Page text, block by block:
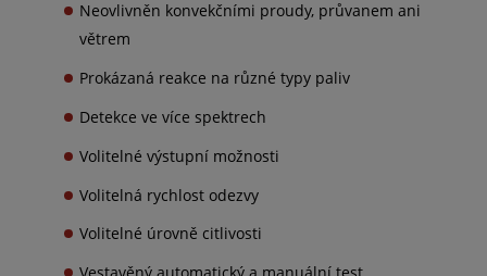
Neovlivněn konvekčními proudy, průvanem ani
větrem
Prokázaná reakce na různé typy paliv
Detekce ve více spektrech
Volitelné výstupní možnosti
Volitelná rychlost odezvy
Volitelné úrovně citlivosti